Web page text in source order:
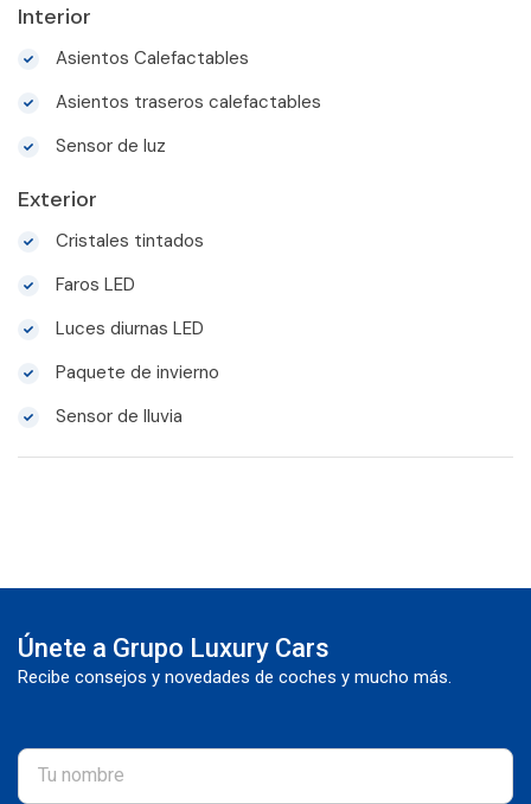
Interior
Asientos Calefactables
Asientos traseros calefactables
Sensor de luz
Exterior
Cristales tintados
Faros LED
Luces diurnas LED
Paquete de invierno
Sensor de lluvia
Únete a Grupo Luxury Cars
Recibe consejos y novedades de coches y mucho más.